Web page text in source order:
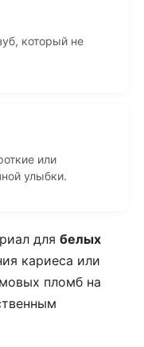
который не
или
улыбки.
для белых
кариеса или
пломб на